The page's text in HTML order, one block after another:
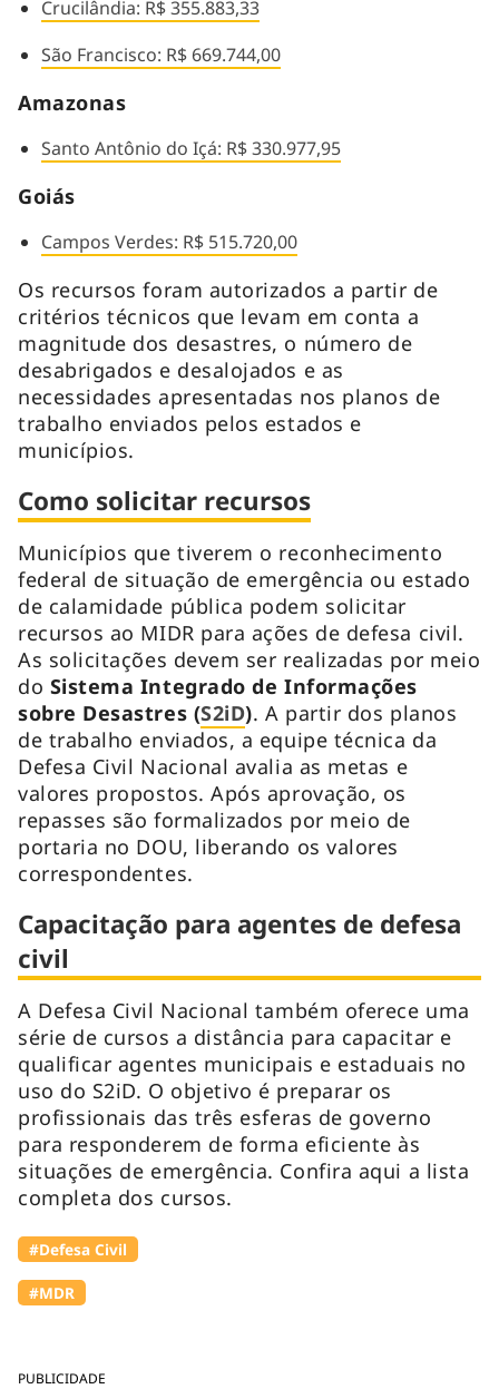
PUBLICIDADE
Crucilândia: R$ 355.883,33
São Francisco: R$ 669.744,00
Amazonas
Santo Antônio do Içá: R$ 330.977,95
Goiás
Campos Verdes: R$ 515.720,00
Os recursos foram autorizados a partir de
critérios técnicos que levam em conta a
magnitude dos desastres, o número de
desabrigados e desalojados e as
necessidades apresentadas nos planos de
trabalho enviados pelos estados e
municípios.
Como solicitar recursos
Municípios que tiverem o reconhecimento
federal de situação de emergência ou estado
de calamidade pública podem solicitar
recursos ao MIDR para ações de defesa civil.
As solicitações devem ser realizadas por meio
do Sistema Integrado de Informações
sobre Desastres (S2iD). A partir dos planos
de trabalho enviados, a equipe técnica da
Defesa Civil Nacional avalia as metas e
valores propostos. Após aprovação, os
repasses são formalizados por meio de
portaria no DOU, liberando os valores
correspondentes.
Capacitação para agentes de defesa
civil
A Defesa Civil Nacional também oferece uma
série de cursos a distância para capacitar e
qualificar agentes municipais e estaduais no
uso do S2iD. O objetivo é preparar os
profissionais das três esferas de governo
para responderem de forma eficiente às
situações de emergência. Confira aqui a lista
completa dos cursos.
#Defesa Civil
#MDR